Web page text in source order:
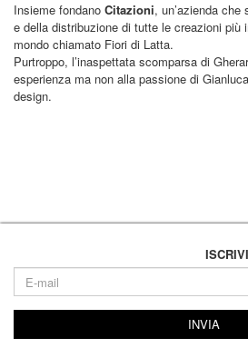
Insieme fondano Citazioni, un’azienda
e della distribuzione di tutte le creazioni più
mondo chiamato Fiori di Latta.
Purtroppo, l’inaspettata scomparsa di
esperienza ma non alla passione di
design.
INVIA